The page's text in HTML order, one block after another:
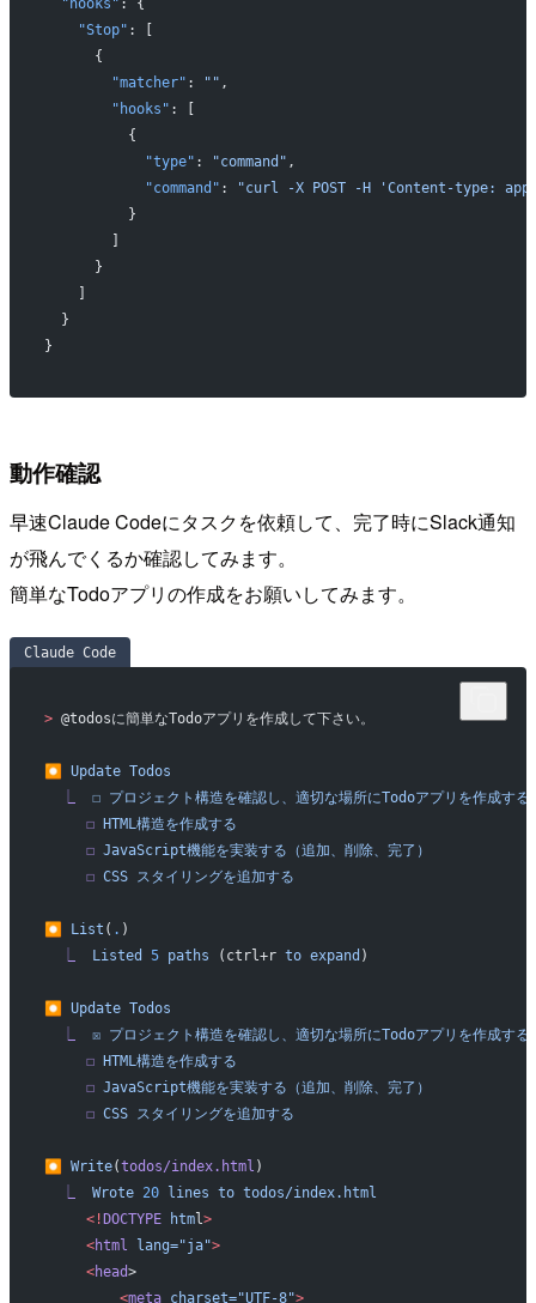
  "hooks"
: {
    "Stop"
: [
      {
        "matcher"
: "" ,
        "hooks"
: [
          {
            "type"
: "command" ,
            "command"
:
"curl -X POST -H 'Content-type:
          }
      }
  }
}
動作確認
早速Claude Codeにタスクを依頼して、完了時にSlack通知
が飛んでくるか確認してみます。
簡単なTodoアプリの作成をお願いしてみます。
Claude Code
> @todosに簡単なTodoアプリを作成して下さい。
⏺ Update Todos
  ☐
プロジェクト構造を確認し、適切な場所にTodoアプリを作成する
     ☐
HTML構造を作成する
     ☐
JavaScript機能を実装する（追加、削除、完了）
     ☐
CSS スタイリングを追加する
⏺ List ( . )
  Listed
5 paths (ctrl+r to expand )
⏺ Update Todos
  ☒
プロジェクト構造を確認し、適切な場所にTodoアプリを作成する
     ☐
HTML構造を作成する
     ☐
JavaScript機能を実装する（追加、削除、完了）
     ☐
CSS スタイリングを追加する
⏺ Write(todos/index.html )
  Wrote
20 lines to todos/index.html
     <!
DOCTYPE html>
     <
html lang="ja">
     <
head>
         <
meta charset="UTF-8">